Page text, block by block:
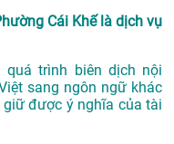
Cái Khế là dịch vụ
quá trình biên dịch nội
sang ngôn ngữ khác
được ý nghĩa của tài